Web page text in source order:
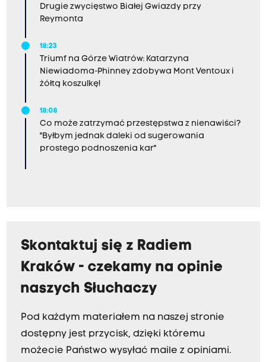
Drugie zwycięstwo Białej Gwiazdy przy
Reymonta
18:23
Triumf na Górze Wiatrów: Katarzyna
Niewiadoma-Phinney zdobywa Mont Ventoux i
żółtą koszulkę!
18:08
Co może zatrzymać przestępstwa z nienawiści?
"Byłbym jednak daleki od sugerowania
prostego podnoszenia kar"
Skontaktuj się z Radiem
Kraków - czekamy na opinie
naszych Słuchaczy
Pod każdym materiałem na naszej stronie
dostępny jest przycisk, dzięki któremu
możecie Państwo wysyłać maile z opiniami.